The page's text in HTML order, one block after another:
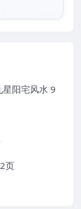
阳宅风水 9
页